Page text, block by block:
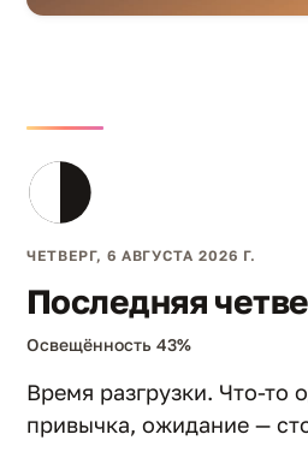
ЧЕТВЕРГ, 6 АВГУСТА 2026 Г.
Последняя
Освещённость 43%
Время разгрузки. Что-то
привычка, ожидание —